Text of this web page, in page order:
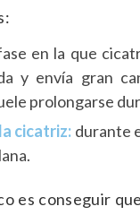
en la que
y envía gran
prolongarse
cicatriz: durante
es conseguir